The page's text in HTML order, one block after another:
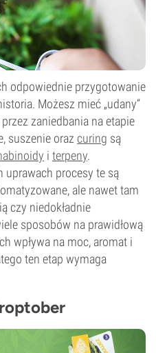
odpowiednie przygotowanie
Możesz mieć „udany”
zaniedbania na etapie
suszenie oraz curing są
i terpeny.
uprawach procesy te są
ale nawet tam
czy niedokładnie
sposobów na prawidłową
wpływa na moc, aromat i
ten etap wymaga